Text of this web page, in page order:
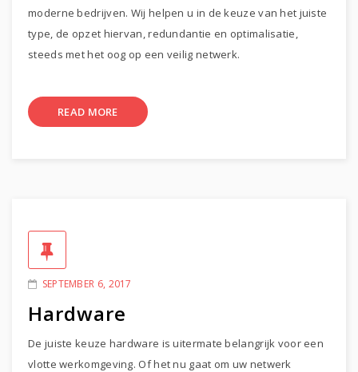
moderne bedrijven. Wij helpen u in de keuze van het juiste
type, de opzet hiervan, redundantie en optimalisatie,
steeds met het oog op een veilig netwerk.
READ MORE
SEPTEMBER 6, 2017
Hardware
De juiste keuze hardware is uitermate belangrijk voor een
vlotte werkomgeving. Of het nu gaat om uw netwerk